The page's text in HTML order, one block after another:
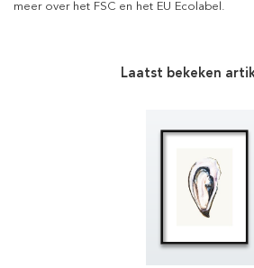
meer over het FSC en het EU Ecolabel.
Laatst bekeken